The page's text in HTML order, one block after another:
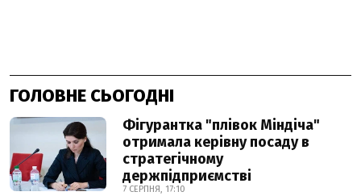
ГОЛОВНЕ СЬОГОДНІ
Фігурантка "плівок Міндіча"
отримала керівну посаду в
стратегічному
держпідприємстві
7 СЕРПНЯ, 17:10